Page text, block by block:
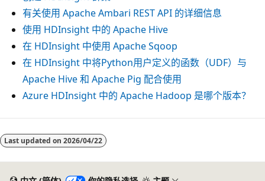
有关使用 Apache Ambari REST API 的详细信息
使用 HDInsight 中的 Apache Hive
在 HDInsight 中使用 Apache Sqoop
在 HDInsight 中将Python用户定义的函数（UDF）与
Apache Hive 和 Apache Pig 配合使用
Azure HDInsight 中的 Apache Hadoop 是哪个版本？
Last updated on 2026/04/22